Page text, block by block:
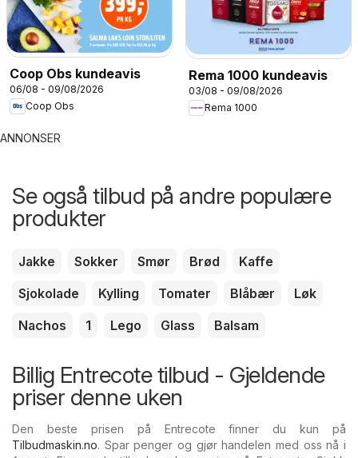
Coop Obs kundeavis
06/08 - 09/08/2026
Coop Obs
Rema 1000 kundeavis
03/08 - 09/08/2026
Rema 1000
ANNONSER
Se også tilbud på andre populære
produkter
Jakke Sokker Smør Brød
Kaffe
Sjokolade
Kylling Tomater Blåbær
Løk
Nachos
1 Lego Glass Balsam
Billig Entrecote tilbud - Gjeldende
priser denne uken
Den beste prisen på Entrecote finner du kun på
Tilbudmaskin.no. Spar penger og gjør handelen med oss nå i